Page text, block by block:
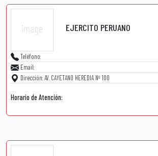
EJERCITO PERUANO
Teléfono:
Email:
Dirección: AV. CAYETANO HEREDIA Nº 100
Horario de Atención: